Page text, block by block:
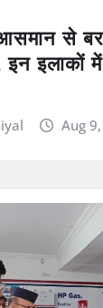
से
इलाकों
Aug